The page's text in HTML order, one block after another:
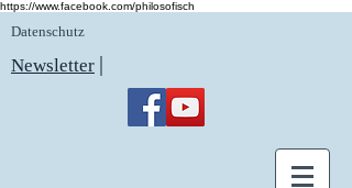
https://www.facebook.com/philosofisch
Datenschutz
Newsletter |